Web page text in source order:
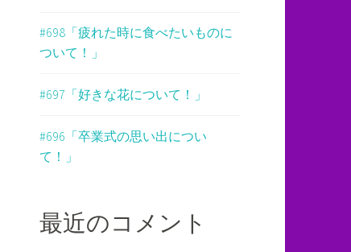
#698「疲れた時に食べたいものに
ついて！」
#697「好きな花について！」
#696「卒業式の思い出につい
て！」
最近のコメント